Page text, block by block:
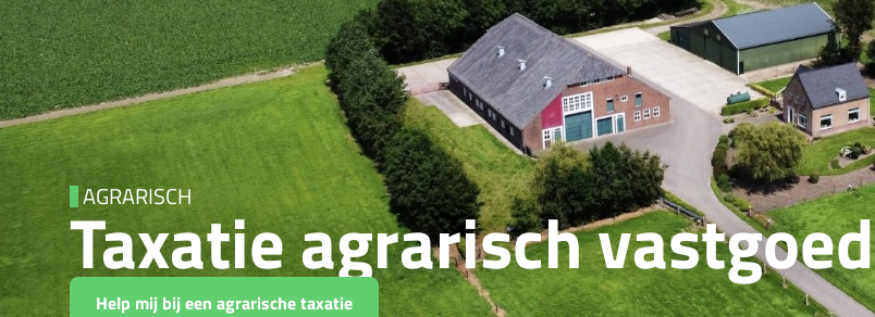
AGRARISCH
Taxatie agrarisch vastgoed
Help mij bij een agrarische taxatie